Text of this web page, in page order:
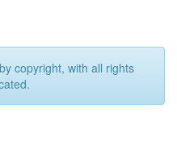
copyright, with all rights